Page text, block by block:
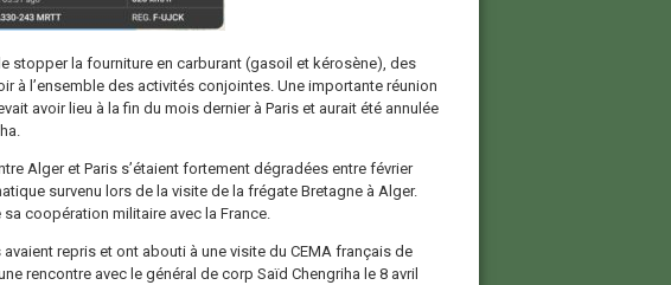
stopper la fourniture en carburant (gasoil et kérosène), des
à l’ensemble des activités conjointes. Une importante réunion
avoir lieu à la fin du mois dernier à Paris et aurait été annulée
Alger et Paris s’étaient fortement dégradées entre février
survenu lors de la visite de la frégate Bretagne à Alger.
coopération militaire avec la France.
avaient repris et ont abouti à une visite du CEMA français de
rencontre avec le général de corp Saïd Chengriha le 8 avril